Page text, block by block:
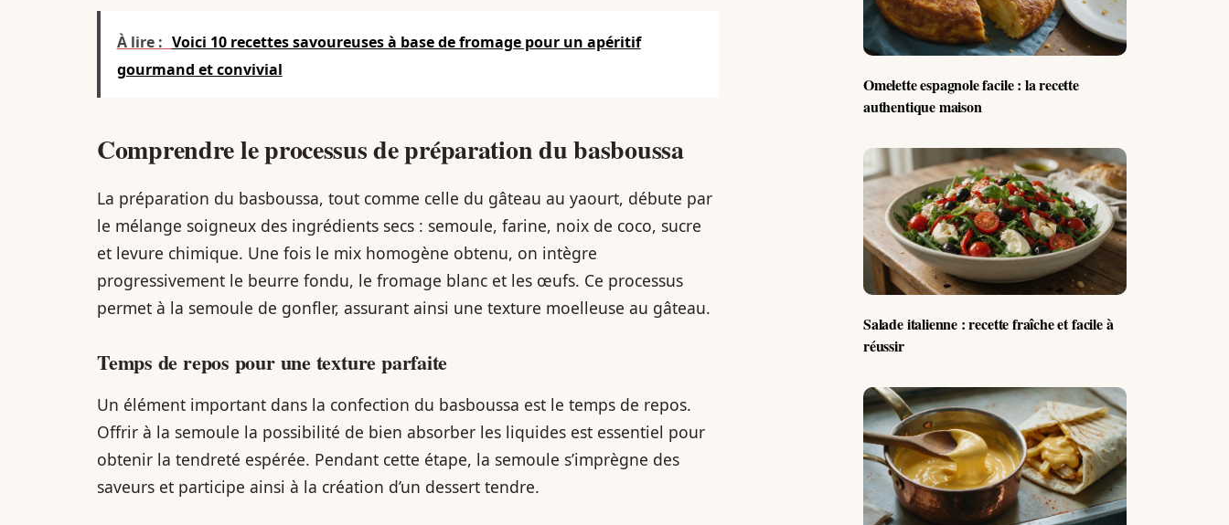
À lire : Voici 10 recettes savoureuses à base de fromage pour un apéritif
gourmand et convivial
Comprendre le processus de préparation du basboussa
La préparation du basboussa, tout comme celle du gâteau au yaourt, débute par
le mélange soigneux des ingrédients secs : semoule, farine, noix de coco, sucre
et levure chimique. Une fois le mix homogène obtenu, on intègre
progressivement le beurre fondu, le fromage blanc et les œufs. Ce processus
permet à la semoule de gonfler, assurant ainsi une texture moelleuse au gâteau.
Temps de repos pour une texture parfaite
Un élément important dans la confection du basboussa est le temps de repos.
Offrir à la semoule la possibilité de bien absorber les liquides est essentiel pour
obtenir la tendreté espérée. Pendant cette étape, la semoule s’imprègne des
saveurs et participe ainsi à la création d’un dessert tendre.
Omelette espagnole facile : la recette
authentique maison
Salade italienne : recette fraîche et facile à
réussir